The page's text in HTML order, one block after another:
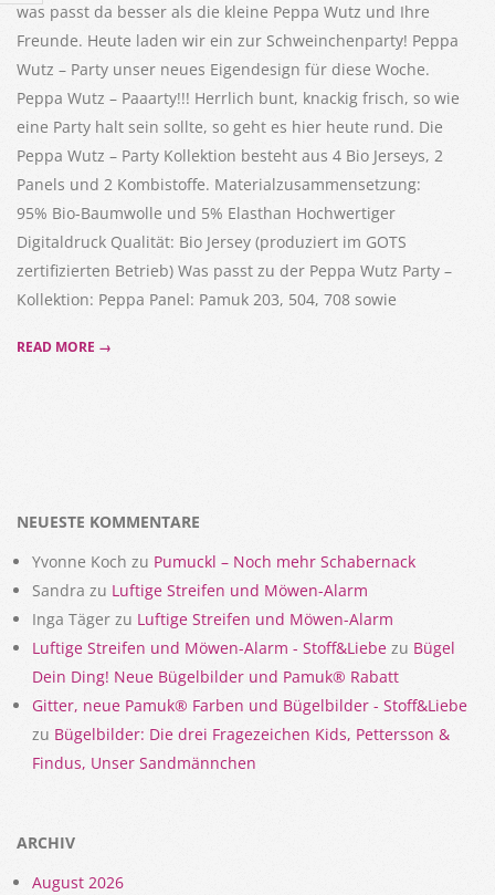
was passt da besser als die kleine Peppa Wutz und Ihre
Freunde. Heute laden wir ein zur Schweinchenparty! Peppa
Wutz – Party unser neues Eigendesign für diese Woche.
Peppa Wutz – Paaarty!!! Herrlich bunt, knackig frisch, so wie
eine Party halt sein sollte, so geht es hier heute rund. Die
Peppa Wutz – Party Kollektion besteht aus 4 Bio Jerseys, 2
Panels und 2 Kombistoffe. Materialzusammensetzung:
95% Bio-Baumwolle und 5% Elasthan Hochwertiger
Digitaldruck Qualität: Bio Jersey (produziert im GOTS
zertifizierten Betrieb) Was passt zu der Peppa Wutz Party –
Kollektion: Peppa Panel: Pamuk 203, 504, 708 sowie
READ MORE →
NEUESTE KOMMENTARE
Yvonne Koch zu Pumuckl – Noch mehr Schabernack
Sandra zu Luftige Streifen und Möwen-Alarm
Inga Täger zu Luftige Streifen und Möwen-Alarm
Luftige Streifen und Möwen-Alarm - Stoff&Liebe zu Bügel
Dein Ding! Neue Bügelbilder und Pamuk® Rabatt
Gitter, neue Pamuk® Farben und Bügelbilder - Stoff&Liebe
zu Bügelbilder: Die drei Fragezeichen Kids, Pettersson &
Findus, Unser Sandmännchen
ARCHIV
August 2026